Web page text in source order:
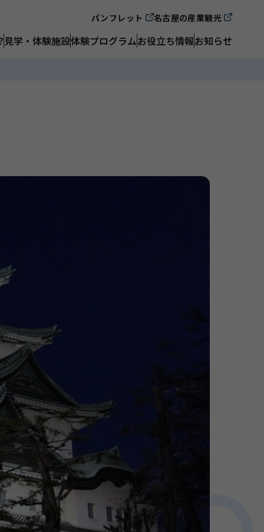
パンフレット 名古屋の産業観光
見学・体験施設体験プログラムお役立ち情報お知らせ